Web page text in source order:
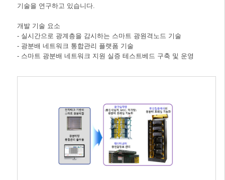
기술을 연구하고 있습니다.
개발 기술 요소
- 실시간으로 광계층을 감시하는 스마트 광원격노드 기술
- 광분배 네트워크 통합관리 플랫폼 기술
- 스마트 광분배 네트워크 지원 실증 테스트베드 구축 및 운영